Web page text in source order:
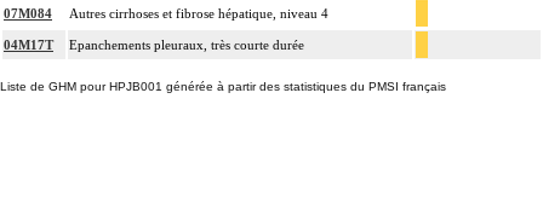
07M084 Autres cirrhoses et fibrose hépatique, niveau 4
04M17T Epanchements pleuraux, très courte durée
Liste de GHM pour HPJB001 générée à partir des statistiques du PMSI français